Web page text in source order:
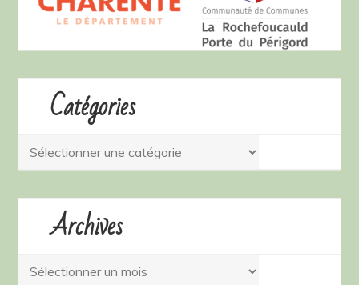
Catégories
Catégories
Archives
Archives